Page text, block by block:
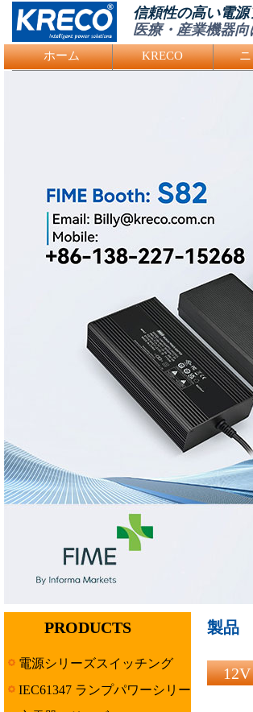
Logo Picture
信頼性の高い電
医療・産業機器
ホーム KRECO
PRODUCTS
電源シリーズスイッチング
IEC61347 ランプパワーシリー
製品